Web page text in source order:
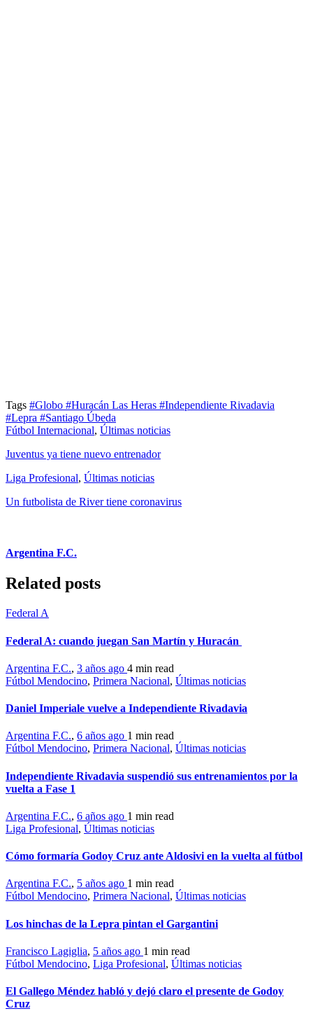
Tags #Globo #Huracán Las Heras #Independiente Rivadavia
#Lepra #Santiago Úbeda
Fútbol Internacional, Últimas noticias
Juventus ya tiene nuevo entrenador
Liga Profesional, Últimas noticias
Un futbolista de River tiene coronavirus
Argentina F.C.
Related posts
Federal A
Federal A: cuando juegan San Martín y Huracán
Argentina F.C., 3 años ago 4 min read
Fútbol Mendocino, Primera Nacional, Últimas noticias
Daniel Imperiale vuelve a Independiente Rivadavia
Argentina F.C., 6 años ago 1 min read
Fútbol Mendocino, Primera Nacional, Últimas noticias
Independiente Rivadavia suspendió sus entrenamientos por la
vuelta a Fase 1
Argentina F.C., 6 años ago 1 min read
Liga Profesional, Últimas noticias
Cómo formaría Godoy Cruz ante Aldosivi en la vuelta al fútbol
Argentina F.C., 5 años ago 1 min read
Fútbol Mendocino, Primera Nacional, Últimas noticias
Los hinchas de la Lepra pintan el Gargantini
Francisco Lagiglia, 5 años ago 1 min read
Fútbol Mendocino, Liga Profesional, Últimas noticias
El Gallego Méndez habló y dejó claro el presente de Godoy
Cruz